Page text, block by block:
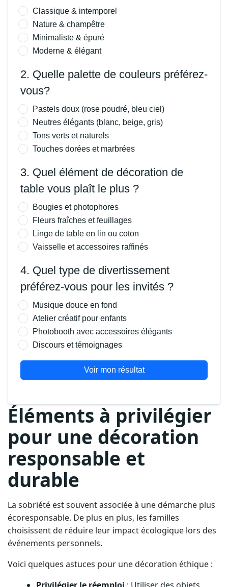
Classique & intemporel
Nature & champêtre
Minimaliste & épuré
Moderne & élégant
2. Quelle palette de couleurs préférez-
vous?
Pastels doux (rose poudré, bleu ciel)
Neutres élégants (blanc, beige, gris)
Tons verts et naturels
Touches dorées et marbrées
3. Quel élément de décoration de
table vous plaît le plus ?
Bougies et photophores
Fleurs fraîches et feuillages
Linge de table en lin ou coton
Vaisselle et accessoires raffinés
4. Quel type de divertissement
préférez-vous pour les invités ?
Musique douce en fond
Atelier créatif pour enfants
Photobooth avec accessoires élégants
Discours et témoignages
Voir mon résultat
Éléments à privilégier
pour une décoration
responsable et
durable
La sobriété est souvent associée à une démarche plus
écoresponsable. De plus en plus, les familles
choisissent de réduire leur impact écologique lors des
événements personnels.
Voici quelques astuces pour une décoration éthique :